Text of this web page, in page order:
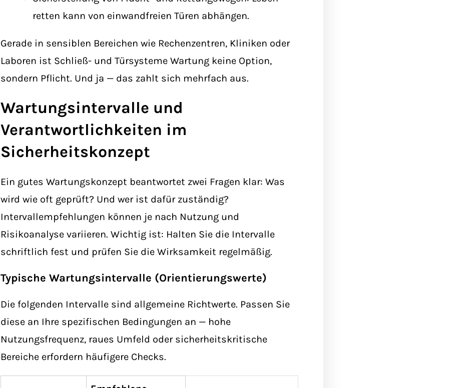
retten kann von einwandfreien Türen abhängen.
Gerade in sensiblen Bereichen wie Rechenzentren, Kliniken oder
Laboren ist Schließ- und Türsysteme Wartung keine Option,
sondern Pflicht. Und ja — das zahlt sich mehrfach aus.
Wartungsintervalle und
Verantwortlichkeiten im
Sicherheitskonzept
Ein gutes Wartungskonzept beantwortet zwei Fragen klar: Was
wird wie oft geprüft? Und wer ist dafür zuständig?
Intervallempfehlungen können je nach Nutzung und
Risikoanalyse variieren. Wichtig ist: Halten Sie die Intervalle
schriftlich fest und prüfen Sie die Wirksamkeit regelmäßig.
Typische Wartungsintervalle (Orientierungswerte)
Die folgenden Intervalle sind allgemeine Richtwerte. Passen Sie
diese an Ihre spezifischen Bedingungen an — hohe
Nutzungsfrequenz, raues Umfeld oder sicherheitskritische
Bereiche erfordern häufigere Checks.